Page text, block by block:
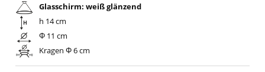
Glasschirm: weiß glänzend
h 14 cm
Φ 11 cm
Kragen Φ 6 cm